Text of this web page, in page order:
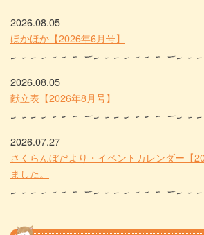
2026.08.05
ほかほか【2026年6月号】
2026.08.05
献立表【2026年8月号】
2026.07.27
さくらんぼだより・イベントカレンダー【
ました。